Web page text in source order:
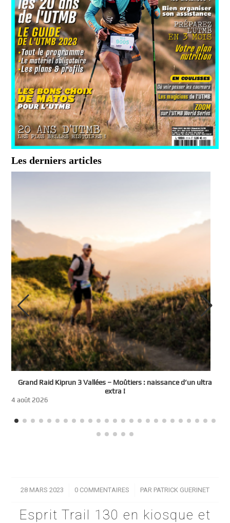
Les derniers articles
Grand Raid Kiprun 3 Vallées – Moûtiers : naissance d’un ultra
extra !
4 août 2026
28 MARS 2023
/ 0 COMMENTAIRES
/ PAR PATRICK GUERINET
Esprit Trail 130 en kiosque et